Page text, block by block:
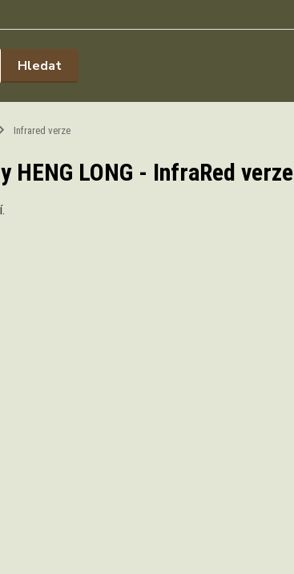
Hledat
Infrared verze
HENG LONG - InfraRed verze